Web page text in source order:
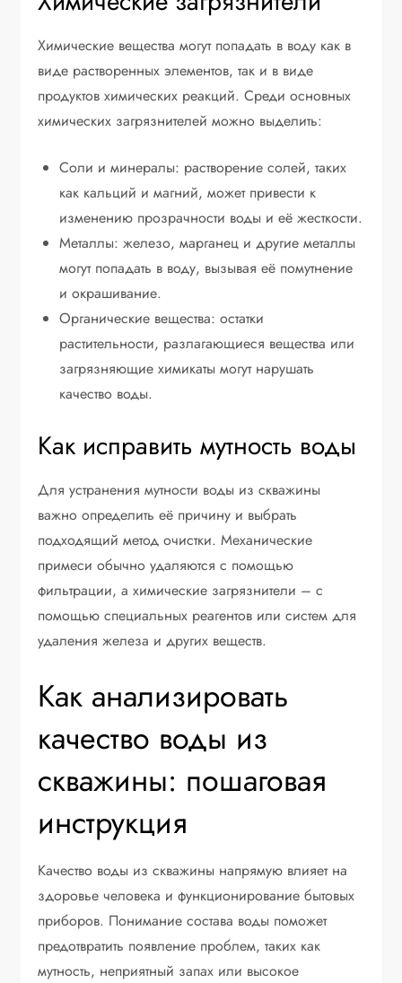
Химические вещества могут попадать в воду как в
виде растворенных элементов, так и в виде
продуктов химических реакций. Среди основных
химических загрязнителей можно выделить:
Соли и минералы: растворение солей, таких
как кальций и магний, может привести к
изменению прозрачности воды и её жесткости.
Металлы: железо, марганец и другие металлы
могут попадать в воду, вызывая её помутнение
и окрашивание.
Органические вещества: остатки
растительности, разлагающиеся вещества или
загрязняющие химикаты могут нарушать
качество воды.
Как исправить мутность воды
Для устранения мутности воды из скважины
важно определить её причину и выбрать
подходящий метод очистки. Механические
примеси обычно удаляются с помощью
фильтрации, а химические загрязнители – с
помощью специальных реагентов или систем для
удаления железа и других веществ.
Как анализировать
качество воды из
скважины: пошаговая
инструкция
Качество воды из скважины напрямую влияет на
здоровье человека и функционирование бытовых
приборов. Понимание состава воды поможет
предотвратить появление проблем, таких как
мутность, неприятный запах или высокое